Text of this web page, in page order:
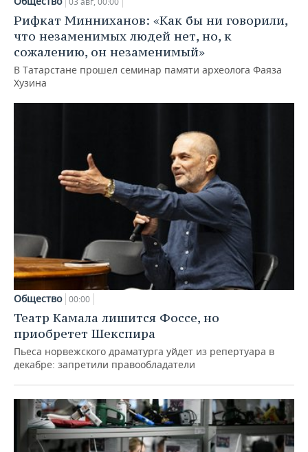
Рифкат Минниханов: «Как бы ни говорили,
что незаменимых людей нет, но, к
сожалению, он незаменимый»
В Татарстане прошел семинар памяти археолога Фаяза
Хузина
Общество 00:00
Театр Камала лишится Фоссе, но
приобретет Шекспира
Пьеса норвежского драматурга уйдет из репертуара в
декабре: запретили правообладатели